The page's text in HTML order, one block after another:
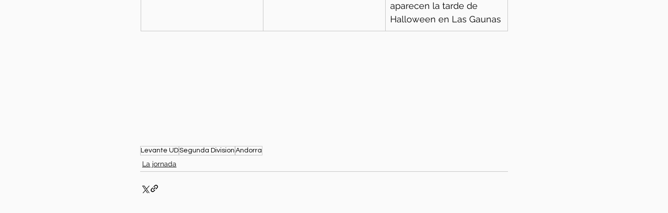
aparecen la tarde de
Halloween en Las Gaunas
Levante UDSegunda Division Andorra
La jornada